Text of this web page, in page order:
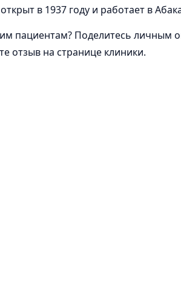
в 1937 году и работает в
пациентам? Поделитесь личным
отзыв на странице клиники.